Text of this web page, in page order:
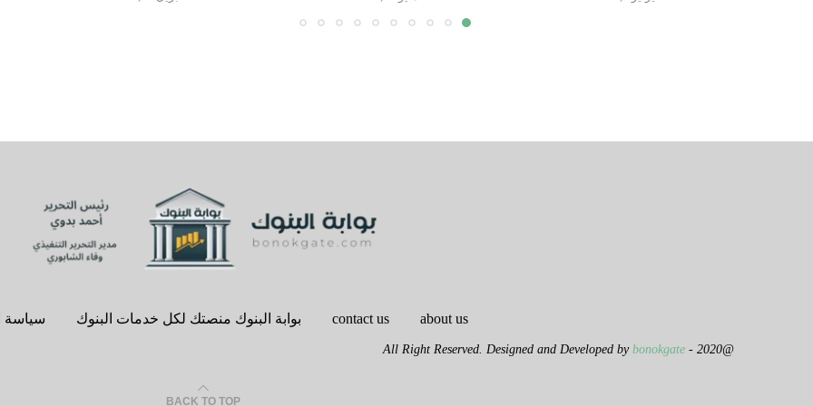
about us
contact us بوابة البنوك منصتك لكل خدمات البنوك سياسة
@2020 - All Right Reserved. Designed and Developed by
bonokgate
BACK TO TOP